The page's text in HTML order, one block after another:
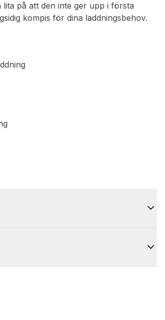
på att den inte ger upp i första
kompis för dina laddningsbehov.